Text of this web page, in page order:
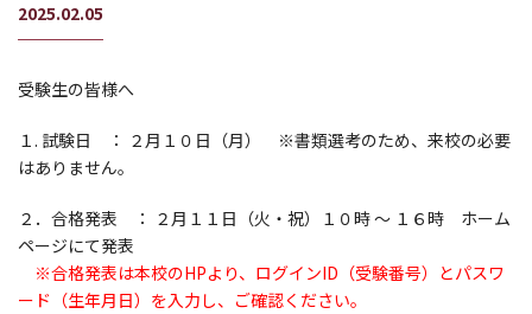
2025.02.05
受験生の皆様へ
１. 試験日 ： ２月１０日（月） ※書類選考のため、来校の必要
はありません。
２．合格発表 ： ２月１１日（火・祝）１０時 ～ １６時 ホーム
ページにて発表
※合格発表は本校のHPより、ログインID（受験番号）とパスワ
ード（生年月日）を入力し、ご確認ください。